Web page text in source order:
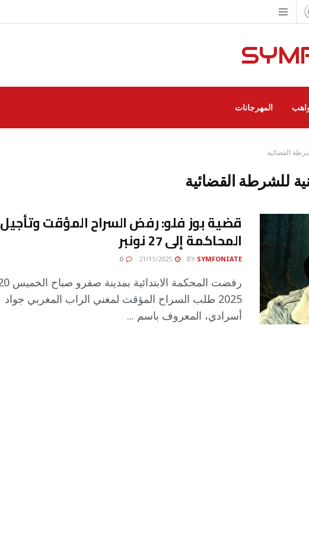
المهرجانات
القضائية
للشرطة القضائية
قضية بوز فلو: رفض السراح المؤقت وتأجيل
المحاكمة إلى 27 نونبر
BY SYMFONIATE
0
2025 طلب السراح المؤقت لمغني الراب المغربي جواد
أسرادي، المعروف باسم ...